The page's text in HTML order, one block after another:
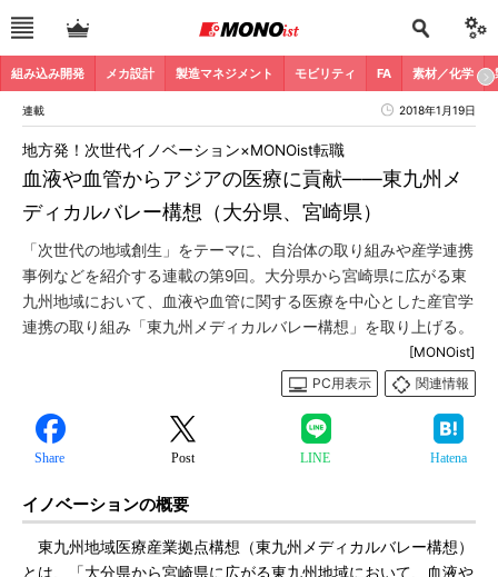
組み込み開発 メカ設計 製造マネジメント モビリティ FA 素材／化学
連載 2018年1月19日
血液や血管からアジアの医療に貢献――東九州メ
ディカルバレー構想（大分県、宮崎県）
地方発！次世代イノベーション×MONOist転職
「次世代の地域創生」をテーマに、自治体の取り組みや産学連携
事例などを紹介する連載の第9回。大分県から宮崎県に広がる東
九州地域において、血液や血管に関する医療を中心とした産官学
連携の取り組み「東九州メディカルバレー構想」を取り上げる。
[MONOist]
PC用表示
関連情報
Share Post LINE Hatena
イノベーションの概要
東九州地域医療産業拠点構想（東九州メディカルバレー構想）
とは、「大分県から宮崎県に広がる東九州地域において、血液や